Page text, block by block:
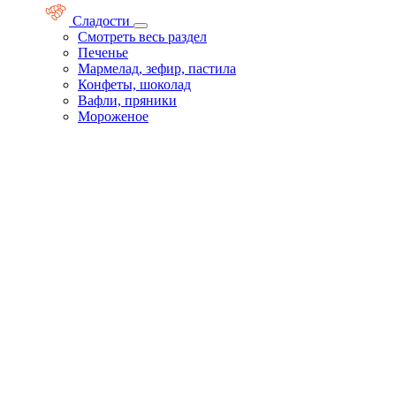
Сладости
Смотреть весь раздел
Печенье
Мармелад, зефир, пастила
Конфеты, шоколад
Вафли, пряники
Мороженое